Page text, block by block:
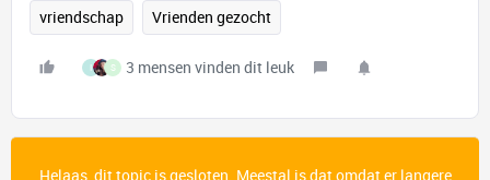
vriendschap Vrienden gezocht
I S 3 mensen vinden dit leuk
Helaas, dit topic is gesloten. Meestal is dat omdat er langere